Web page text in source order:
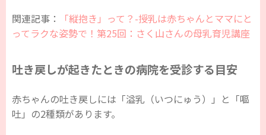
関連記事：
「縦抱き」って？-授乳は赤ちゃんとママにと
ってラクな姿勢で！第25回：さく山さんの母乳育児講座
吐き戻しが起きたときの病院を受診する目安
赤ちゃんの吐き戻しには「溢乳（いつにゅう）」と「嘔
吐」の2種類があります。